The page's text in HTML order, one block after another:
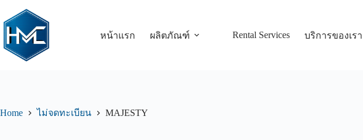
หน้าแรก ผลิตภัณฑ์ Rental Services บริการของเรา
Home ไม่จดทะเบียน MAJESTY